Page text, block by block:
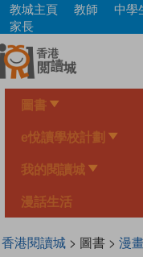
Skip
main
content
教城主頁 教師 中學
家長
圖書
e悅讀學校計劃
我的閱讀城
漫話生活
香港閱讀城> 圖書 > 漫